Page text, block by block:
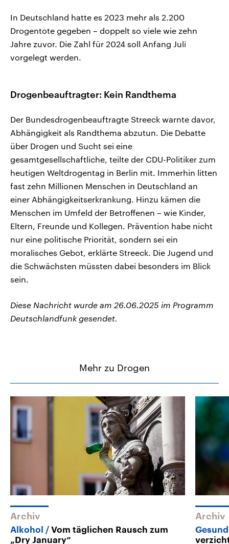
In Deutschland hatte es 2023 mehr als 2.200
Drogentote gegeben – doppelt so viele wie zehn
Jahre zuvor. Die Zahl für 2024 soll Anfang Juli
vorgelegt werden.
Drogenbeauftragter: Kein Randthema
Der Bundesdrogenbeauftragte Streeck warnte davor,
Abhängigkeit als Randthema abzutun. Die Debatte
über Drogen und Sucht sei eine
gesamtgesellschaftliche, teilte der CDU-Politiker zum
heutigen Weltdrogentag in Berlin mit. Immerhin litten
fast zehn Millionen Menschen in Deutschland an
einer Abhängigkeitserkrankung. Hinzu kämen die
Menschen im Umfeld der Betroffenen – wie Kinder,
Eltern, Freunde und Kollegen. Prävention habe nicht
nur eine politische Priorität, sondern sei ein
moralisches Gebot, erklärte Streeck. Die Jugend und
die Schwächsten müssten dabei besonders im Blick
sein.
Diese Nachricht wurde am 26.06.2025 im Programm
Deutschlandfunk gesendet.
Mehr zu Drogen
Archiv
Alkohol
Vom täglichen Rausch zum
„Dry January“
Archiv